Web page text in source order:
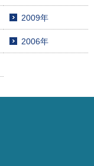
2009年
2006年